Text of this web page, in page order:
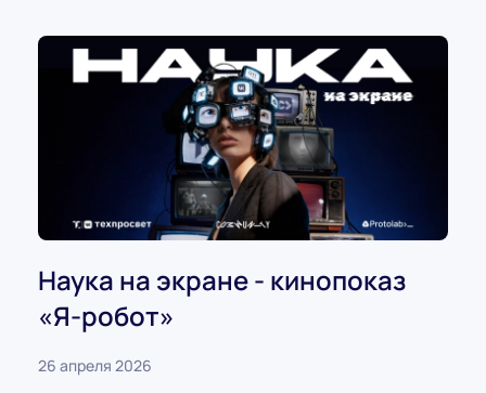
Наука на экране - кинопоказ
«Я-робот»
26 апреля 2026